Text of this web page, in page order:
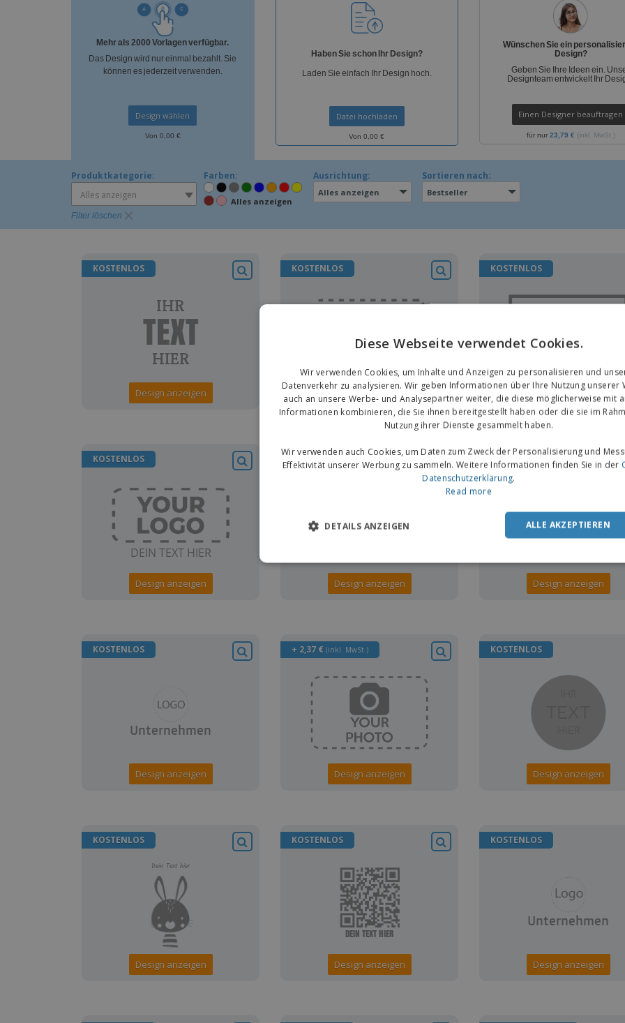
Planen
Plakate
Koffer und Rucksäcke
Essen und Süßigkeiten
Mehr als 2000 Vorlagen verfügbar.
Das Design wird nur einmal bezahlt. Sie
können es jederzeit verwenden.
Design wählen
Von 0,00 €
Haben Sie schon Ihr Design?
Laden Sie einfach Ihr Design hoch.
Datei hochladen
Von 0,00 €
Wünschen Sie ein
Design?
Geben Sie Ihre Ideen ein.
Designteam entwickelt Ihr
Einen Designer beauftragen
für nur 23,79 € (inkl. MwSt.)
Produktkategorie:
Alles anzeigen
Farben:
Alles anzeigen
Ausrichtung:
Alles anzeigen
Sortieren nach:
Bestseller
Filter löschen
KOSTENLOS
Design anzeigen
KOSTENLOS
Design anzeigen
KOSTENLOS
Design anzeigen
KOSTENLOS
Design anzeigen
KOSTENLOS
Design anzeigen
KOSTENLOS
Design anzeigen
KOSTENLOS
Design anzeigen
+ 2,37 € (inkl. MwSt.)
Design anzeigen
KOSTENLOS
Design anzeigen
KOSTENLOS
Design anzeigen
KOSTENLOS
Design anzeigen
KOSTENLOS
Design anzeigen
Diese Webseite verwendet Cookies.
Wir verwenden Cookies, um Inhalte und Anzeigen zu personalisieren und
Datenverkehr zu analysieren. Wir geben Informationen über Ihre Nutzung unserer
auch an unsere Werbe- und Analysepartner weiter, die diese möglicherweise mit
Informationen kombinieren, die Sie ihnen bereitgestellt haben oder die sie im
Nutzung ihrer Dienste gesammelt haben.
Wir verwenden auch Cookies, um Daten zum Zweck der Personalisierung und
Effektivität unserer Werbung zu sammeln. Weitere Informationen finden Sie in der
Datenschutzerklärung.
Read more
ALLE AKZEPTIEREN
DETAILS ANZEIGEN